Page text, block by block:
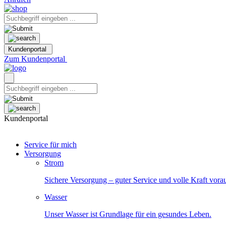
Kundenportal
Zum Kundenportal
Kundenportal
Service für mich
Versorgung
Strom
Sichere Versorgung – guter Service und volle Kraft
Wasser
Unser Wasser ist Grundlage für ein gesundes Leben.